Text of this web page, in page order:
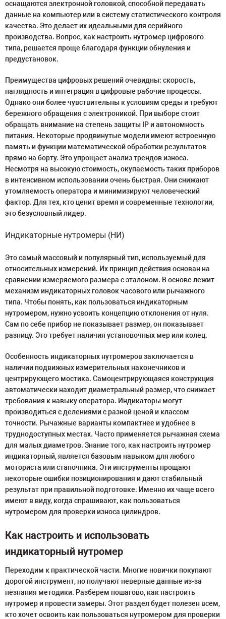
оснащаются электронной головкой, способной передавать
данные на компьютер или в систему статистического контроля
качества. Это делает их идеальными для серийного
производства. Вопрос, как настроить нутромер цифрового
типа, решается проще благодаря функции обнуления и
предустановок.
Преимущества цифровых решений очевидны: скорость,
наглядность и интеграция в цифровые рабочие процессы.
Однако они более чувствительны к условиям среды и требуют
бережного обращения с электроникой. При выборе стоит
обращать внимание на степень защиты IP и автономность
питания. Некоторые продвинутые модели имеют встроенную
память и функции математической обработки результатов
прямо на борту. Это упрощает анализ трендов износа.
Несмотря на высокую стоимость, окупаемость таких приборов
в интенсивном использовании очень быстрая. Они снижают
утомляемость оператора и минимизируют человеческий
фактор. Для тех, кто ценит время и современные технологии,
это безусловный лидер.
Индикаторные нутромеры (НИ)
Это самый массовый и популярный тип, используемый для
относительных измерений. Их принцип действия основан на
сравнении измеряемого размера с эталоном. В основе лежит
механизм индикаторных головок часового или рычажного
типа. Чтобы понять, как пользоваться индикаторным
нутромером, нужно усвоить концепцию отклонения от нуля.
Сам по себе прибор не показывает размер, он показывает
разницу. Это требует наличия установочных мер или колец.
Особенность индикаторных нутромеров заключается в
наличии подвижных измерительных наконечников и
центрирующего мостика. Самоцентрирующаяся конструкция
автоматически находит диаметральный размер, что снижает
требования к навыку оператора. Индикаторы могут
производиться с делениями с разной ценой и классом
точности. Рычажные варианты компактнее и удобнее в
труднодоступных местах. Часто применяется рычажная схема
для малых диаметров. Знание того, как настроить нутромер
индикаторный, является базовым навыком для любого
моториста или станочника. Эти инструменты прощают
некоторые ошибки позиционирования и дают стабильный
результат при правильной подготовке. Именно их чаще всего
имеют в виду, когда спрашивают, как пользоваться
нутромером для проверки износа цилиндров.
Как настроить и использовать
индикаторный нутромер
Переходим к практической части. Многие новички покупают
дорогой инструмент, но получают неверные данные из-за
незнания методики. Разберем пошагово, как настроить
нутромер и провести замеры. Этот раздел будет полезен всем,
кто хочет освоить как пользоваться нутромером для проверки